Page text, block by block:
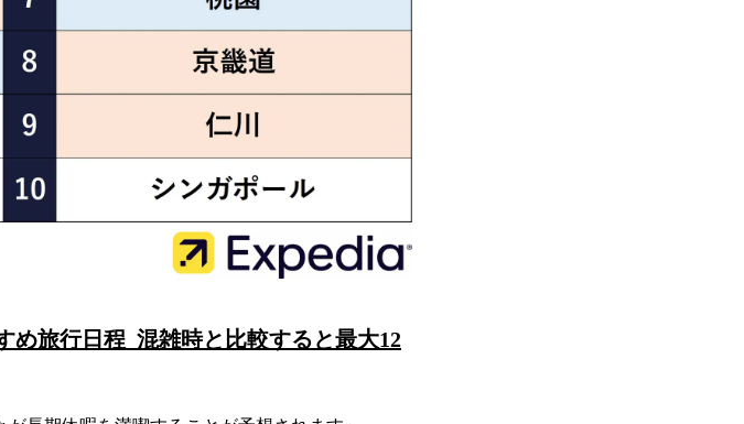
め旅行日程 混雑時と比較すると最大12